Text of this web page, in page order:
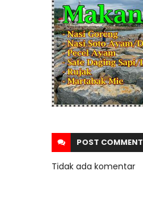
POST COMMENT
Tidak ada komentar